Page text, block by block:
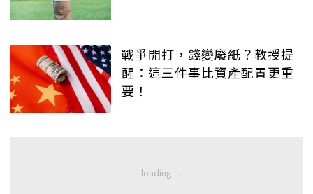
戰爭開打，錢變廢紙？教授提
醒：這三件事比資產配置更重
要！